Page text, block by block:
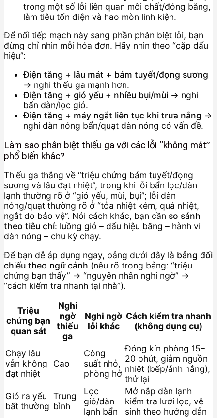
trong một số lỗi liên quan môi chất/đóng băng,
làm tiêu tốn điện và hao mòn linh kiện.
Để nối tiếp mạch này sang phần phân biệt lỗi, bạn
đừng chỉ nhìn mỗi hóa đơn. Hãy nhìn theo “cặp dấu
hiệu”:
Điện tăng + lâu mát + bám tuyết/đọng sương
→ nghi thiếu ga mạnh hơn.
Điện tăng + gió yếu + nhiều bụi/mùi → nghi
bẩn dàn/lọc gió.
Điện tăng + máy ngắt liên tục khi trưa nắng →
nghi dàn nóng bẩn/quạt dàn nóng có vấn đề.
Làm sao phân biệt thiếu ga với các lỗi “không mát”
phổ biến khác?
Thiếu ga thắng về “triệu chứng bám tuyết/đọng
sương và lâu đạt nhiệt”, trong khi lỗi bẩn lọc/dàn
lạnh thường rõ ở “gió yếu, mùi, bụi”; lỗi dàn
nóng/quạt thường rõ ở “tỏa nhiệt kém, quá nhiệt,
ngắt do bảo vệ”. Nói cách khác, bạn cần so sánh
theo tiêu chí: luồng gió – dấu hiệu băng – hành vi
dàn nóng – chu kỳ chạy.
Để bạn dễ áp dụng ngay, bảng dưới đây là bảng đối
chiếu theo ngữ cảnh (nêu rõ trong bảng: “triệu
chứng bạn thấy” → “nguyên nhân nghi ngờ” →
“cách kiểm tra nhanh tại nhà”).
Triệu
chứng bạn
quan sát
Nghi
ngờ
thiếu
ga
Nghi ngờ
lỗi khác
Cách kiểm tra nhanh
(không dụng cụ)
Chạy lâu
vẫn không
đạt nhiệt
Cao
Công
suất nhỏ,
phòng hở
Đóng kín phòng 15–
20 phút, giảm nguồn
nhiệt (bếp/ánh nắng),
thử lại
Gió ra yếu
bất thường
Trung
bình
Lọc
gió/dàn
lạnh bẩn
Mở nắp dàn lạnh
kiểm tra lưới lọc, vệ
sinh theo hướng dẫn